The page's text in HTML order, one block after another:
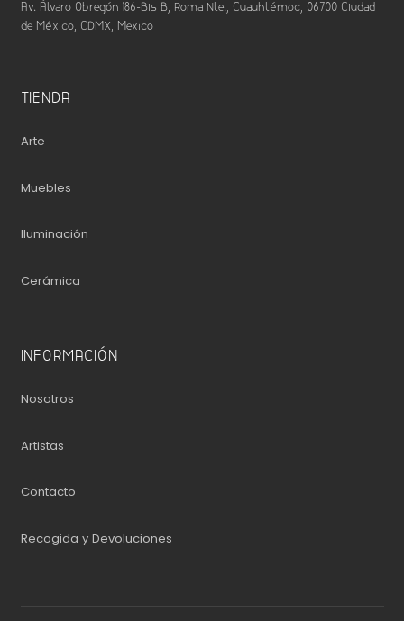
Av. Álvaro Obregón 186-Bis B, Roma Nte., Cuauhtémoc, 06700 Ciudad
de México, CDMX, Mexico
TIENDA
Arte
Muebles
Iluminación
Cerámica
INFORMACIÓN
Nosotros
Artistas
Contacto
Recogida y Devoluciones